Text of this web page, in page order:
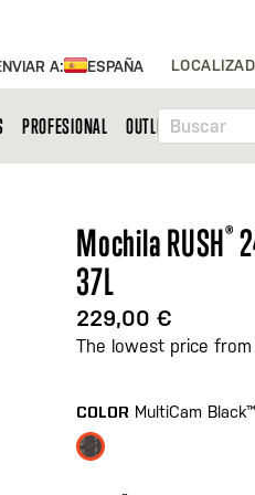
A: ESPAÑA
Buscar
PROFESIONAL OUTLET
Mochila RUSH®
37L
229,00 €
The lowest price
COLOR MultiCam